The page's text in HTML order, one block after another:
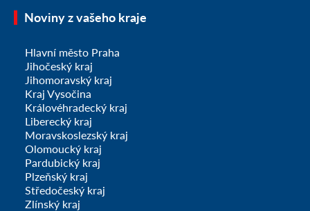
Noviny z vašeho kraje
Hlavní město Praha
Jihočeský kraj
Jihomoravský kraj
Kraj Vysočina
Královéhradecký kraj
Liberecký kraj
Moravskoslezský kraj
Olomoucký kraj
Pardubický kraj
Plzeňský kraj
Středočeský kraj
Zlínský kraj